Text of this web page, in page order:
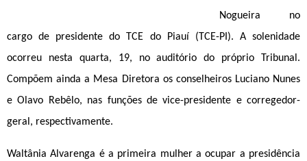
Nogueira no
cargo de presidente do TCE do Piauí (TCE-PI). A solenidade
ocorreu nesta quarta, 19, no auditório do próprio Tribunal.
Compõem ainda a Mesa Diretora os conselheiros Luciano Nunes
e Olavo Rebêlo, nas funções de vice-presidente e corregedor-
geral, respectivamente.
Waltânia Alvarenga é a primeira mulher a ocupar a presidência